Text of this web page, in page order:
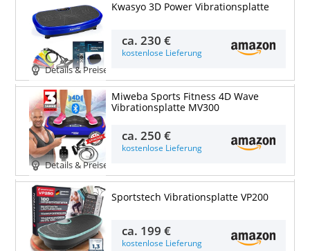
Details & Preise
Kwasyo 3D Power Vibrationsplatte
ca.230 €
kostenlose Lieferung
Details & Preise
Miweba Sports Fitness 4D Wave
Vibrationsplatte MV300
ca.250 €
kostenlose Lieferung
Sportstech Vibrationsplatte VP200
ca. 199 €
kostenlose Lieferung